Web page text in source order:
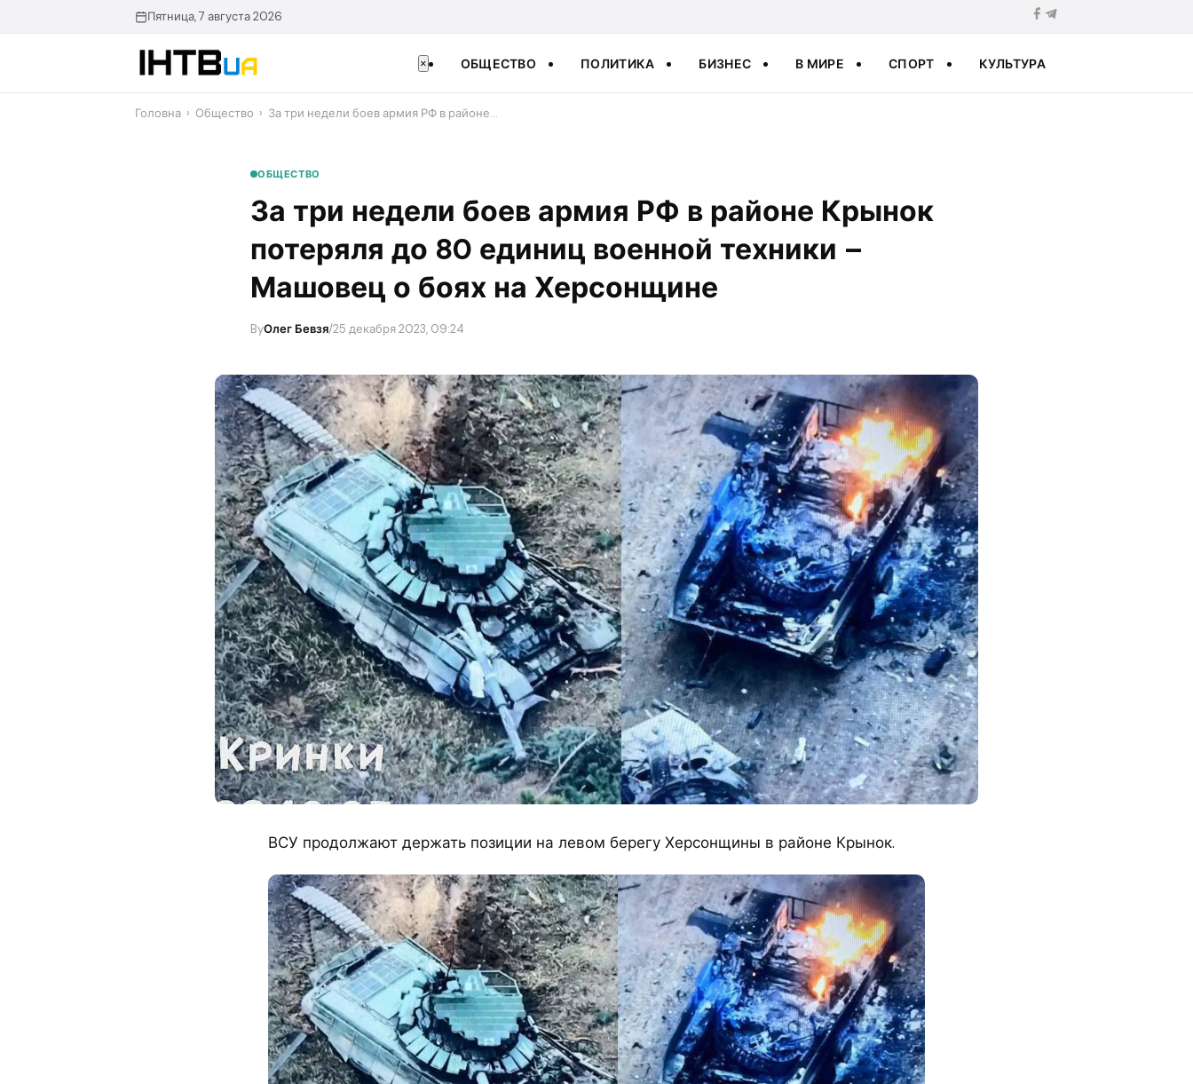
Пятница, 7 августа 2026
× ОБЩЕСТВО ПОЛИТИКА БИЗНЕС В МИРЕ СПОРТ КУЛЬТУРА
Головна › Общество › ​За три недели боев армия РФ в районе…
ОБЩЕСТВО
​За три недели боев армия РФ в районе Крынок
потеряля до 80 единиц военной техники –
Машовец о боях на Херсонщине
ByОлег Бевзя/25 декабря 2023, 09:24
ВСУ продолжают держать позиции на левом берегу Херсонщины в районе Крынок.